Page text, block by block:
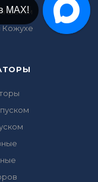
шасси
Кожухе
МАХ!